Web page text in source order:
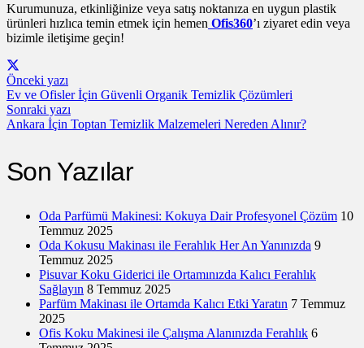
Kurumunuza, etkinliğinize veya satış noktanıza en uygun plastik
ürünleri hızlıca temin etmek için hemen Ofis360’ı ziyaret edin veya
bizimle iletişime geçin!
Önceki yazı
Ev ve Ofisler İçin Güvenli Organik Temizlik Çözümleri
Sonraki yazı
Ankara İçin Toptan Temizlik Malzemeleri Nereden Alınır?
Son Yazılar
Oda Parfümü Makinesi: Kokuya Dair Profesyonel Çözüm 10
Temmuz 2025
Oda Kokusu Makinası ile Ferahlık Her An Yanınızda 9
Temmuz 2025
Pisuvar Koku Giderici ile Ortamınızda Kalıcı Ferahlık
Sağlayın 8 Temmuz 2025
Parfüm Makinası ile Ortamda Kalıcı Etki Yaratın 7 Temmuz
2025
Ofis Koku Makinesi ile Çalışma Alanınızda Ferahlık 6